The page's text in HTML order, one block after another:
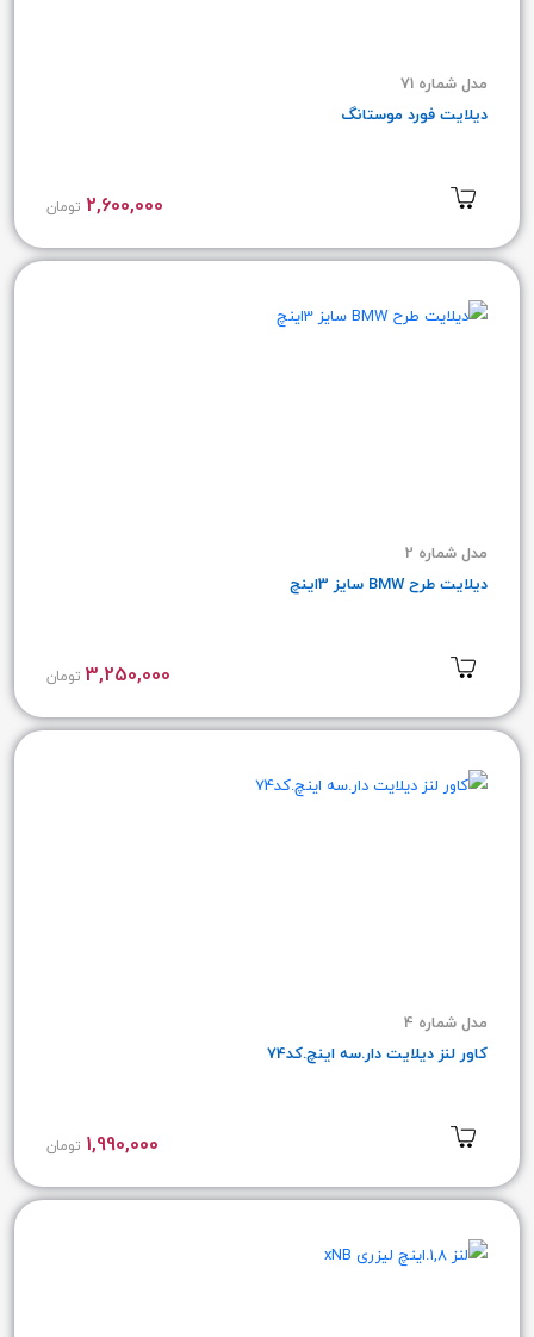
مدل شماره 71
دیلایت فورد موستانگ
2,600,000 تومان
مدل شماره 2
دیلایت طرح BMW سایز 3اینچ
3,250,000 تومان
مدل شماره 4
کاور لنز دیلایت دار.سه اینچ.کد74
1,990,000 تومان